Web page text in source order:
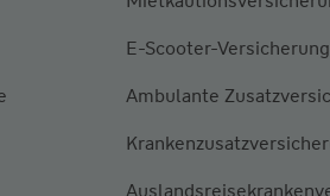
E-Scooter-Versicherung
Ambulante